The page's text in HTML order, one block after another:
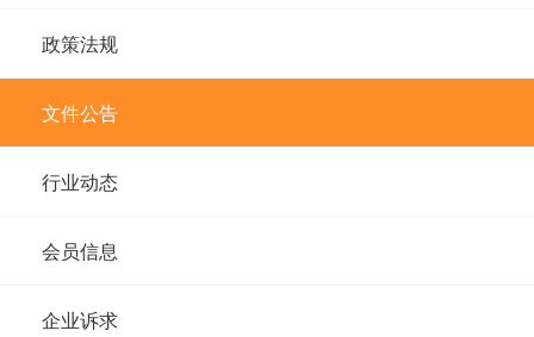
政策法规
文件公告
行业动态
会员信息
企业诉求